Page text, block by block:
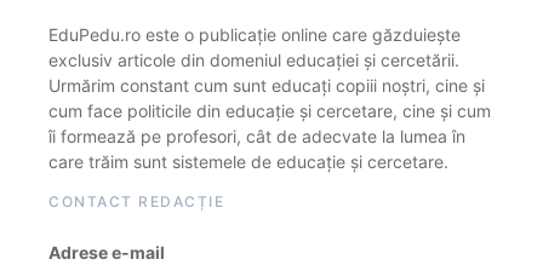
EduPedu.ro este o publicație online care găzduiește
exclusiv articole din domeniul educației și cercetării.
Urmărim constant cum sunt educați copiii noștri, cine și
cum face politicile din educație și cercetare, cine și cum
îi formează pe profesori, cât de adecvate la lumea în
care trăim sunt sistemele de educație și cercetare.
CONTACT REDACȚIE
Adrese e-mail